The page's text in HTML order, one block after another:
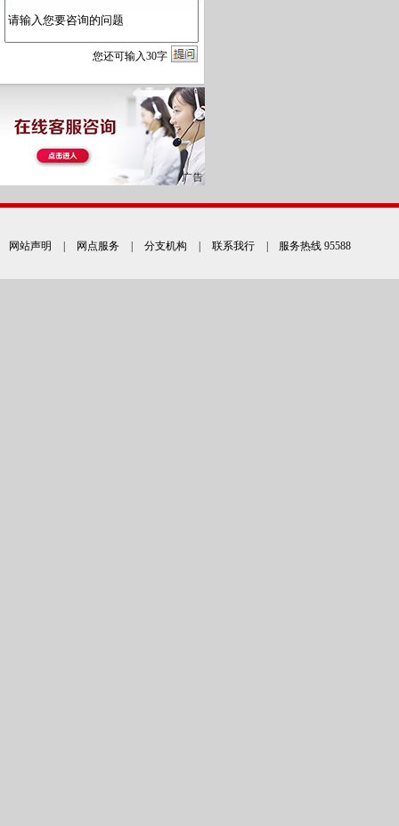
您还可输入30字
网站声明 网点服务 分支机构 联系我行 | 服务热线 95588